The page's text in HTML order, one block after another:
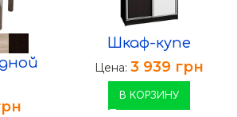
Шкаф-купе
Цена: 3 939 грн
В КОРЗИНУ